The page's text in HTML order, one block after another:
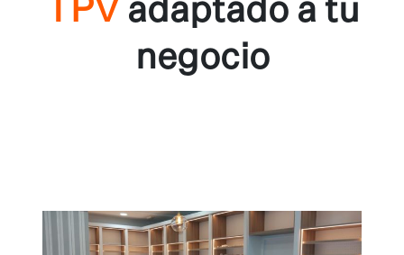
TPVadaptado a tu
negocio